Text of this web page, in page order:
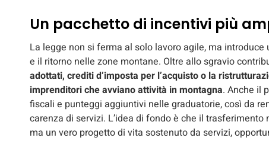
Un pacchetto di incentivi più
La legge non si ferma al solo lavoro agile, ma
e il ritorno nelle zone montane. Oltre allo sgravio
adottati, crediti d’imposta per l’acquisto o la
imprenditori che avviano attività in montagna. Anche il
fiscali e punteggi aggiuntivi nelle graduatorie, così da
carenza di servizi. L’idea di fondo è che il
ma un vero progetto di vita sostenuto da servizi,